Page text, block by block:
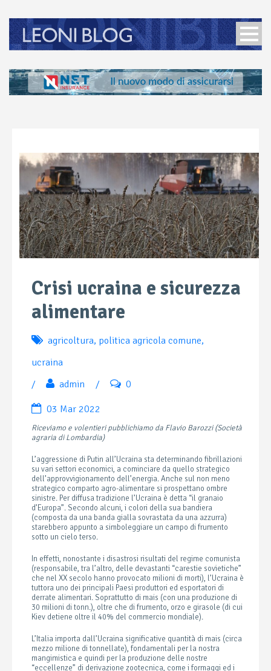
Crisi ucraina e sicurezza
alimentare
agricoltura, politica agricola comune,
ucraina
/
admin / 0
03 Mar 2022
Riceviamo e volentieri pubblichiamo da Flavio Barozzi (Società
agraria di Lombardia)
L’aggressione di Putin all’Ucraina sta determinando fibrillazioni
su vari settori economici, a cominciare da quello strategico
dell’approvvigionamento dell’energia. Anche sul non meno
strategico comparto agro-alimentare si prospettano ombre
sinistre. Per diffusa tradizione l’Ucraina è detta “il granaio
d’Europa”. Secondo alcuni, i colori della sua bandiera
(composta da una banda gialla sovrastata da una azzurra)
starebbero appunto a simboleggiare un campo di frumento
sotto un cielo terso.
In effetti, nonostante i disastrosi risultati del regime comunista
(responsabile, tra l’altro, delle devastanti “carestie sovietiche”
che nel XX secolo hanno provocato milioni di morti), l’Ucraina è
tuttora uno dei principali Paesi produttori ed esportatori di
derrate alimentari. Soprattutto di mais (con una produzione di
30 milioni di tonn.), oltre che di frumento, orzo e girasole (di cui
Kiev detiene oltre il 40% del commercio mondiale).
L’Italia importa dall’Ucraina significative quantità di mais (circa
mezzo milione di tonnellate), fondamentali per la nostra
mangimistica e quindi per la produzione delle nostre
“eccellenze” di derivazione zootecnica, come i formaggi ed i